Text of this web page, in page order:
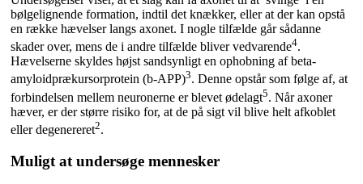
bølgelignende formation, indtil det knækker, eller at der kan opstå
en række hævelser langs axonet. I nogle tilfælde går sådanne
skader over, mens de i andre tilfælde bliver vedvarende4.
Hævelserne skyldes højst sandsynligt en ophobning af beta-
amyloidprækursorprotein (b-APP)3. Denne opstår som følge af, at
forbindelsen mellem neuronerne er blevet ødelagt5. Når axoner
hæver, er der større risiko for, at de på sigt vil blive helt afkoblet
eller degenereret2.
Muligt at undersøge mennesker